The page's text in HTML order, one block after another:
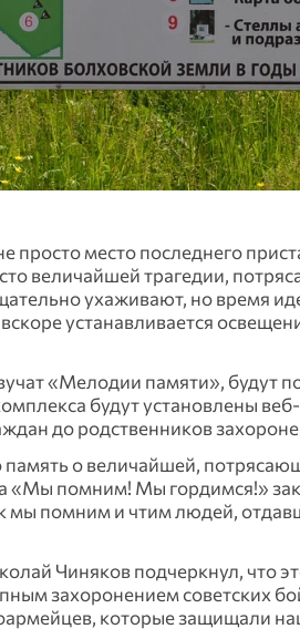
просто место последнего
величайшей трагедии,
ухаживают, но время
устанавливается
«Мелодии памяти», будут
будут установлены
до родственников
о величайшей,
«Мы помним! Мы гордимся!»
мы помним и чтим людей,
Чиняков подчеркнул, что
захоронением советских
которые защищали